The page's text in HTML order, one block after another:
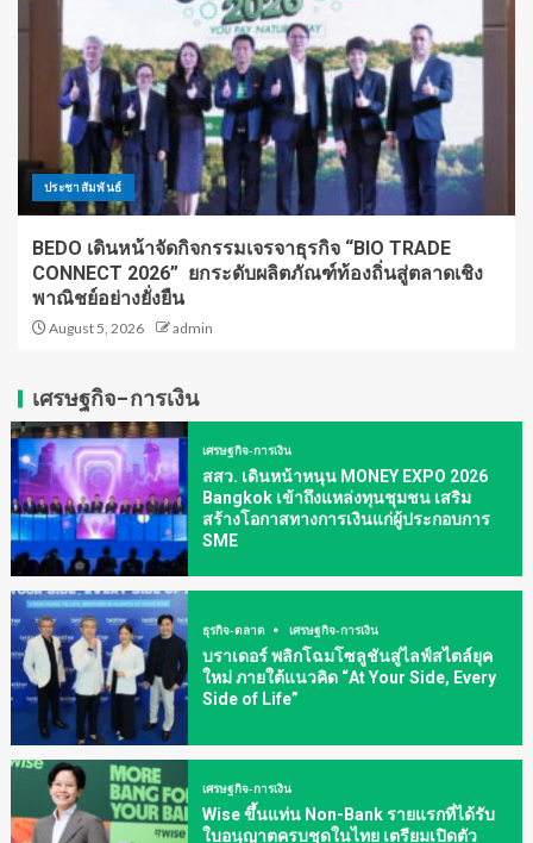
ประชาสัมพันธ์
BEDO เดินหน้าจัดกิจกรรมเจรจาธุรกิจ “BIO TRADE
CONNECT 2026” ยกระดับผลิตภัณฑ์ท้องถิ่นสู่ตลาดเชิง
พาณิชย์อย่างยั่งยืน
August 5, 2026 admin
เศรษฐกิจ-การเงิน
เศรษฐกิจ-การเงิน
สสว. เดินหน้าหนุน MONEY EXPO 2026
Bangkok เข้าถึงแหล่งทุนชุมชน เสริม
สร้างโอกาสทางการเงินแก่ผู้ประกอบการ
SME
ธุรกิจ-ตลาด เศรษฐกิจ-การเงิน
บราเดอร์ พลิกโฉมโซลูชันสู่ไลฟ์สไตล์ยุค
ใหม่ ภายใต้แนวคิด “At Your Side, Every
Side of Life”
เศรษฐกิจ-การเงิน
Wise ขึ้นแท่น Non-Bank รายแรกที่ได้รับ
ใบอนุญาตครบชุดในไทย เตรียมเปิดตัว